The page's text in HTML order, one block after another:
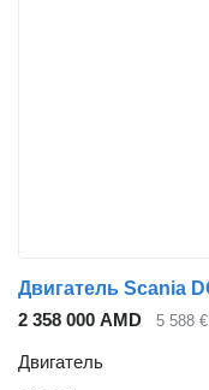
2 358 000 AMD 5 588 €
Двигатель